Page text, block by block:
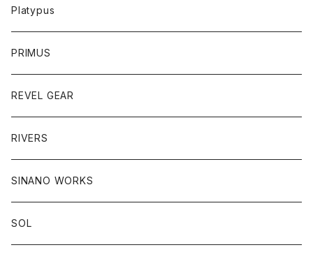
Platypus
PRIMUS
REVEL GEAR
RIVERS
SINANO WORKS
SOL